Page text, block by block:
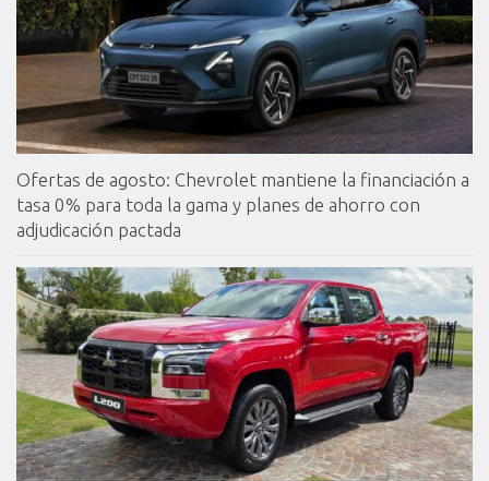
Ofertas de agosto: Chevrolet mantiene la financiación a
tasa 0% para toda la gama y planes de ahorro con
adjudicación pactada